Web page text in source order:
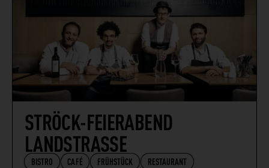
STRÖCK-FEIERABEND
LANDSTRASSE
BISTRO CAFÉ FRÜHSTÜCK RESTAURANT